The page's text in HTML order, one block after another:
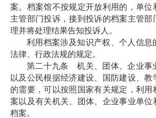
案。档案馆不按规定开放利用的，单位
主管部门投诉，接到投诉的档案主管部
理并将处理结果告知投诉人。
利用档案涉及知识产权、个人信息
法律、行政法规的规定。
第二十九条 机关、团体、企业事
以及公民根据经济建设、国防建设、
的需要，可以按照国家有关规定，利用
案以及有关机关、团体、企业事业单位
档案。